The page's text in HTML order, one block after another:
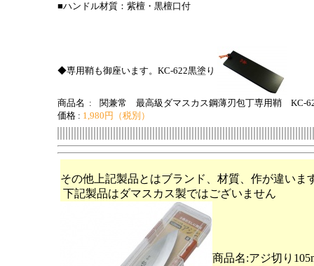
■ハンドル材質：紫檀・黒檀口付
◆専用鞘も御座います。KC-622黒塗り
商品名 :
関兼常 最高級ダマスカス鋼薄刃包丁専用鞘 KC-
価格 : 1,980円（税別）
その他上記製品とはブランド、材質、作が違いま
下記製品はダマスカス製ではございません
商品名:アジ切り